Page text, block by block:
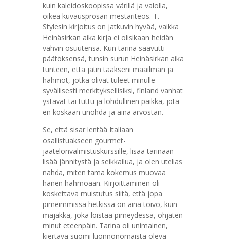
kuin kaleidoskoopissa värillä ja valolla,
oikea kuvausprosan mestariteos. T.
Stylesin kirjoitus on jatkuvin hyvää, vaikka
Heinäsirkan aika kirja ei olisikaan heidän
vahvin osuutensa. Kun tarina saavutti
päätöksensä, tunsin surun Heinäsirkan aika
tunteen, että jätin taakseni maailman ja
hahmot, jotka olivat tuleet minulle
syvällisesti merkityksellisiksi, finland vanhat
ystävät tai tuttu ja lohdullinen paikka, jota
en koskaan unohda ja aina arvostan.
Se, että sisar lentää Italiaan
osallistuakseen gourmet-
jäätelönvalmistuskurssille, lisää tarinaan
lisää jännitystä ja seikkailua, ja olen utelias
nähdä, miten tämä kokemus muovaa
hänen hahmoaan. Kirjoittaminen oli
koskettava muistutus siitä, että jopa
pimeimmissä hetkissä on aina toivo, kuin
majakka, joka loistaa pimeydessä, ohjaten
minut eteenpäin. Tarina oli unimainen,
kiertävä suomi luonnonomaista oleva